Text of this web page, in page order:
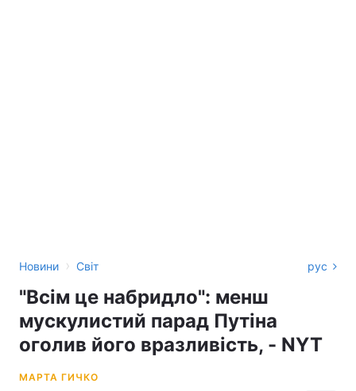
Новини › Світ рус
"Всім це набридло": менш
мускулистий парад Путіна
оголив його вразливість, - NYT
МАРТА ГИЧКО